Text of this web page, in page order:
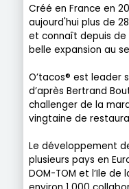
Créé en France en
aujourd'hui plus de
et connaît depuis de
belle expansion au
O’tacos® est leader
d’après Bertrand
challenger de la
vingtaine de
Le développement
plusieurs pays en
DOM-TOM et l’Ile de